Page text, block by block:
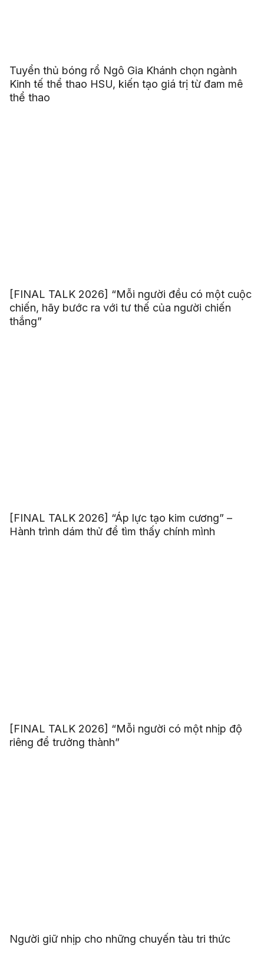
Tuyển thủ bóng rổ Ngô Gia Khánh chọn ngành
Kinh tế thể thao HSU, kiến tạo giá trị từ đam mê
thể thao
[FINAL TALK 2026] “Mỗi người đều có một cuộc
chiến, hãy bước ra với tư thế của người chiến
thắng”
[FINAL TALK 2026] “Áp lực tạo kim cương” –
Hành trình dám thử để tìm thấy chính mình
[FINAL TALK 2026] “Mỗi người có một nhịp độ
riêng để trưởng thành”
Người giữ nhịp cho những chuyến tàu tri thức